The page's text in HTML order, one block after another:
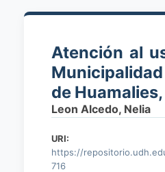
Atención al
de
Leon Alcedo, Nelia
URI:
https://
716